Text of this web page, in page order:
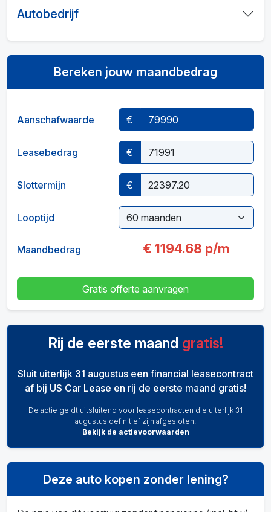
Autobedrijf
Bereken jouw maandbedrag
Aanschafwaarde €
Leasebedrag €
Slottermijn €
Looptijd
Maandbedrag € 1194.68 p/m
Gratis offerte aanvragen
Rij de eerste maand gratis!
Sluit uiterlijk 31 augustus een financial leasecontract
af bij US Car Lease en rij de eerste maand gratis!
De actie geldt uitsluitend voor leasecontracten die uiterlijk 31
augustus definitief zijn afgesloten.
Bekijk de actievoorwaarden
Deze auto kopen zonder lening?